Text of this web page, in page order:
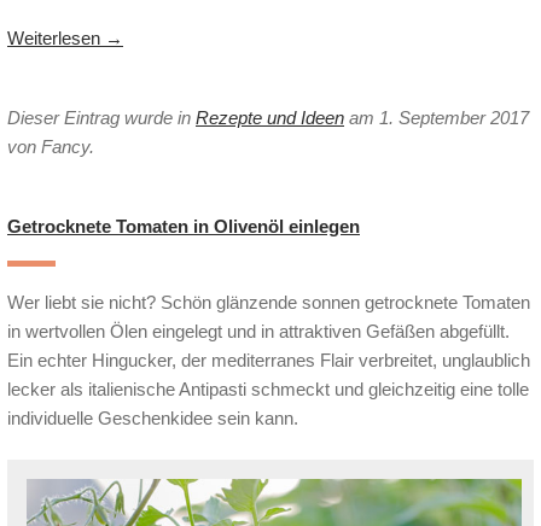
Weiterlesen →
Dieser Eintrag wurde in Rezepte und Ideen am 1. September 2017
von Fancy.
Getrocknete Tomaten in Olivenöl einlegen
Wer liebt sie nicht? Schön glänzende sonnen getrocknete Tomaten
in wertvollen Ölen eingelegt und in attraktiven Gefäßen abgefüllt.
Ein echter Hingucker, der mediterranes Flair verbreitet, unglaublich
lecker als italienische Antipasti schmeckt und gleichzeitig eine tolle
individuelle Geschenkidee sein kann.